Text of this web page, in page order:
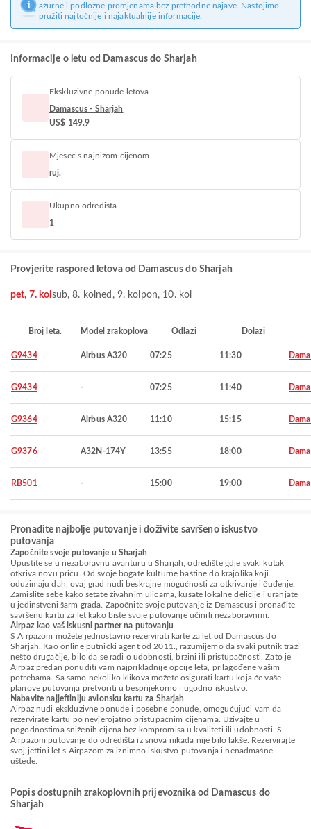
ažurne i podložne promjenama bez prethodne najave. Nastojimo
pružiti najtočnije i najaktualnije informacije.
Informacije o letu od Damascus do Sharjah
Ekskluzivne ponude letova
Damascus - Sharjah
US$ 149.9
Mjesec s najnižom cijenom
ruj.
Ukupno odredišta
1
Provjerite raspored letova od Damascus do Sharjah
pet, 7. kol sub, 8. kol ned, 9. kol pon, 10. kol
Broj leta. Model zrakoplova Odlazi Dolazi
G9434 Airbus A320 07:25 11:30
G9434 - 07:25 11:40
G9364 Airbus A320 11:10 15:15
G9376 A32N-174Y 13:55 18:00
RB501 - 15:00 19:00
Pronađite najbolje putovanje i doživite savršeno iskustvo
putovanja
Započnite svoje putovanje u Sharjah
Upustite se u nezaboravnu avanturu u Sharjah, odredište gdje svaki kutak
otkriva novu priču. Od svoje bogate kulturne baštine do krajolika koji
oduzimaju dah, ovaj grad nudi beskrajne mogućnosti za otkrivanje i čuđenje.
Zamislite sebe kako šetate živahnim ulicama, kušate lokalne delicije i uranjate
u jedinstveni šarm grada. Započnite svoje putovanje iz Damascus i pronađite
savršenu kartu za let kako biste svoje putovanje učinili nezaboravnim.
Airpaz kao vaš iskusni partner na putovanju
S Airpazom možete jednostavno rezervirati karte za let od Damascus do
Sharjah. Kao online putnički agent od 2011., razumijemo da svaki putnik traži
nešto drugačije, bilo da se radi o udobnosti, brzini ili pristupačnosti. Zato je
Airpaz predan ponuditi vam najprikladnije opcije leta, prilagođene vašim
potrebama. Sa samo nekoliko klikova možete osigurati kartu koja će vaše
planove putovanja pretvoriti u besprijekorno i ugodno iskustvo.
Nabavite najjeftiniju avionsku kartu za Sharjah
Airpaz nudi ekskluzivne ponude i posebne ponude, omogućujući vam da
rezervirate kartu po nevjerojatno pristupačnim cijenama. Uživajte u
pogodnostima sniženih cijena bez kompromisa u kvaliteti ili udobnosti. S
Airpazom putovanje do odredišta iz snova nikada nije bilo lakše. Rezervirajte
svoj jeftini let s Airpazom za iznimno iskustvo putovanja i nenadmašne
uštede.
Popis dostupnih zrakoplovnih prijevoznika od Damascus do
Sharjah